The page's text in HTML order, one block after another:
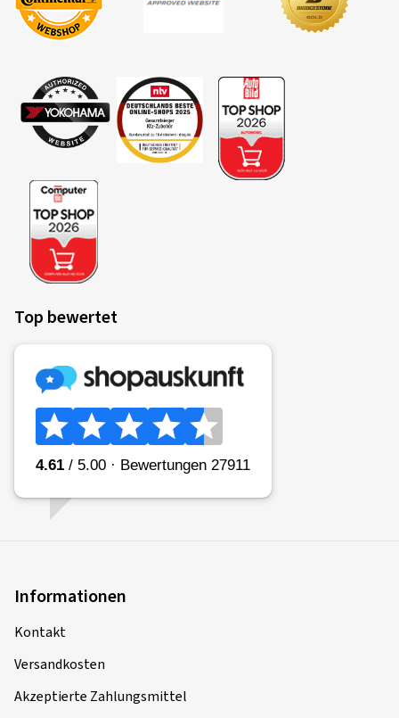
Top bewertet
Informationen
Kontakt
Versandkosten
Akzeptierte Zahlungsmittel